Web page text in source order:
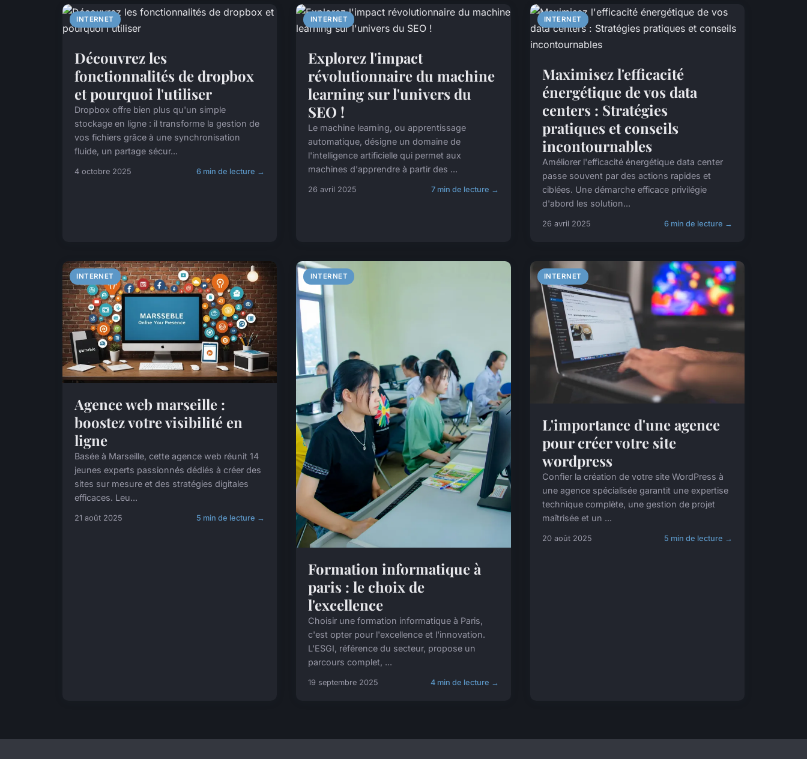
INTERNET
Découvrez les
fonctionnalités de dropbox
et pourquoi l'utiliser
Dropbox offre bien plus qu'un simple
stockage en ligne : il transforme la gestion de
vos fichiers grâce à une synchronisation
fluide, un partage sécur...
4 octobre 2025 6 min de lecture →
INTERNET
Explorez l'impact
révolutionnaire du machine
learning sur l'univers du
SEO !
Le machine learning, ou apprentissage
automatique, désigne un domaine de
l'intelligence artificielle qui permet aux
machines d'apprendre à partir des ...
26 avril 2025 7 min de lecture →
INTERNET
Maximisez l'efficacité
énergétique de vos data
centers : Stratégies
pratiques et conseils
incontournables
Améliorer l'efficacité énergétique data center
passe souvent par des actions rapides et
ciblées. Une démarche efficace privilégie
d'abord les solution...
26 avril 2025 6 min de lecture →
INTERNET
Agence web marseille :
boostez votre visibilité en
ligne
Basée à Marseille, cette agence web réunit 14
jeunes experts passionnés dédiés à créer des
sites sur mesure et des stratégies digitales
efficaces. Leu...
21 août 2025 5 min de lecture →
INTERNET
Formation informatique à
paris : le choix de
l'excellence
Choisir une formation informatique à Paris,
c'est opter pour l'excellence et l'innovation.
L'ESGI, référence du secteur, propose un
parcours complet, ...
19 septembre 2025 4 min de lecture →
INTERNET
L'importance d'une agence
pour créer votre site
wordpress
Confier la création de votre site WordPress à
une agence spécialisée garantit une expertise
technique complète, une gestion de projet
maîtrisée et un ...
20 août 2025 5 min de lecture →